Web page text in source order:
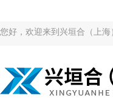
您好，欢迎来到兴垣合（上海